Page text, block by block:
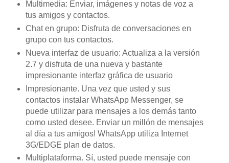
Multimedia: Enviar, imágenes y notas de voz a
tus amigos y contactos.
Chat en grupo: Disfruta de conversaciones en
grupo con tus contactos.
Nueva interfaz de usuario: Actualiza a la versión
2.7 y disfruta de una nueva y bastante
impresionante interfaz gráfica de usuario
Impresionante. Una vez que usted y sus
contactos instalar WhatsApp Messenger, se
puede utilizar para mensajes a los demás tanto
como usted desee. Enviar un millón de mensajes
al día a tus amigos! WhatsApp utiliza Internet
3G/EDGE plan de datos.
Multiplataforma. Sí, usted puede mensaje con